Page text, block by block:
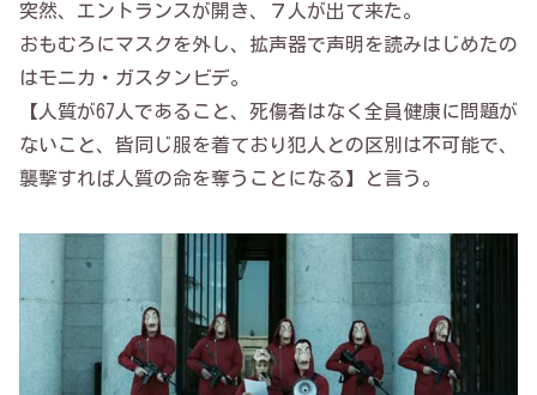
突然、エントランスが開き、７人が出て来た。
おもむろにマスクを外し、拡声器で声明を読みはじめたの
はモニカ・ガスタンビデ。
【人質が67人であること、死傷者はなく全員健康に問題が
ないこと、皆同じ服を着ており犯人との区別は不可能で、
襲撃すれば人質の命を奪うことになる】と言う。